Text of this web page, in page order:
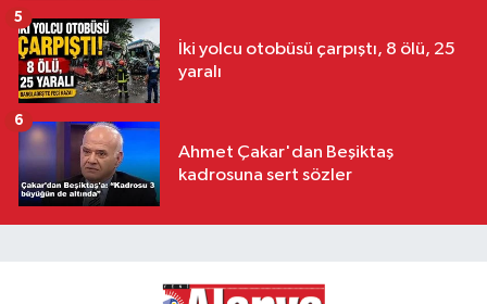
İki yolcu otobüsü çarpıştı, 8 ölü, 25
yaralı
5
Ahmet Çakar'dan Beşiktaş
kadrosuna sert sözler
6